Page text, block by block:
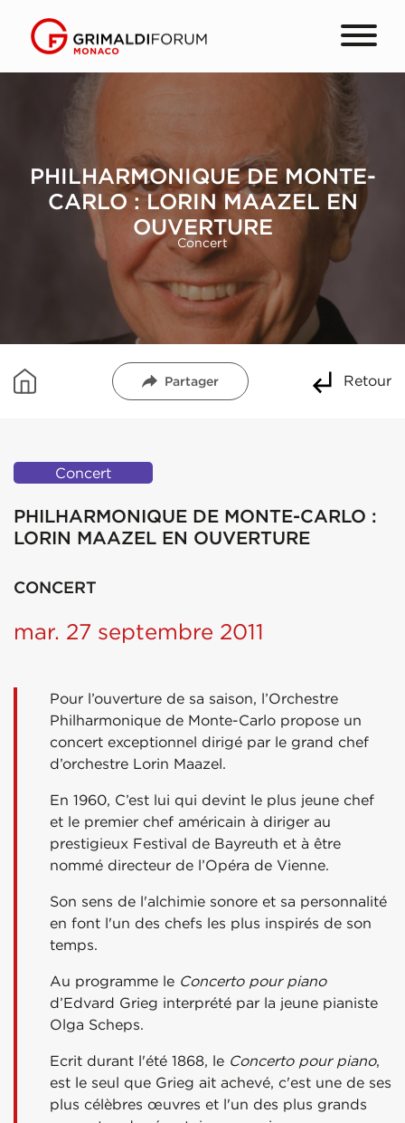
PHILHARMONIQUE DE MONTE-
CARLO : LORIN MAAZEL EN
OUVERTURE
Concert
Partager Retour
Concert
PHILHARMONIQUE DE MONTE-CARLO :
LORIN MAAZEL EN OUVERTURE
CONCERT
mar. 27 septembre 2011
Pour l’ouverture de sa saison, l’Orchestre
Philharmonique de Monte-Carlo propose un
concert exceptionnel dirigé par le grand chef
d’orchestre Lorin Maazel.
En 1960, C’est lui qui devint le plus jeune chef
et le premier chef américain à diriger au
prestigieux Festival de Bayreuth et à être
nommé directeur de l’Opéra de Vienne.
Son sens de l'alchimie sonore et sa personnalité
en font l'un des chefs les plus inspirés de son
temps.
Au programme le Concerto pour piano
d’Edvard Grieg interprété par la jeune pianiste
Olga Scheps.
Ecrit durant l'été 1868, le Concerto pour piano,
est le seul que Grieg ait achevé, c'est une de ses
plus célèbres œuvres et l'un des plus grands